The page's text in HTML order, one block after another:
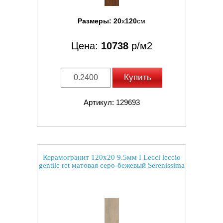
Размеры: 20x120см
Цена: 10738р/м2
Купить
Артикул: 129693
Керамогранит 120x20 9.5мм I Lecci leccio
gentile ret матовая серо-бежевый Serenissima